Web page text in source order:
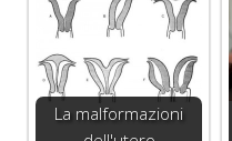
La malformazioni